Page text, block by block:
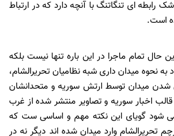
رابطه ای تنگاتنگ با آنچه دارد که در ارتباط
است.
حال تمام ماجرا در این باره تنها نیست بلکه
به نحوه میدان داری شبه نظامیان تحریرالشام،
شدن میدان توسط ارتش سوریه و متحدانشان
اخبار سوریه و تصاویر منتشر شده از غرب
شود گویای این نکته مهم و اساسی ست که
تحریرالشام وارد میدان شده اند دیگر نه در